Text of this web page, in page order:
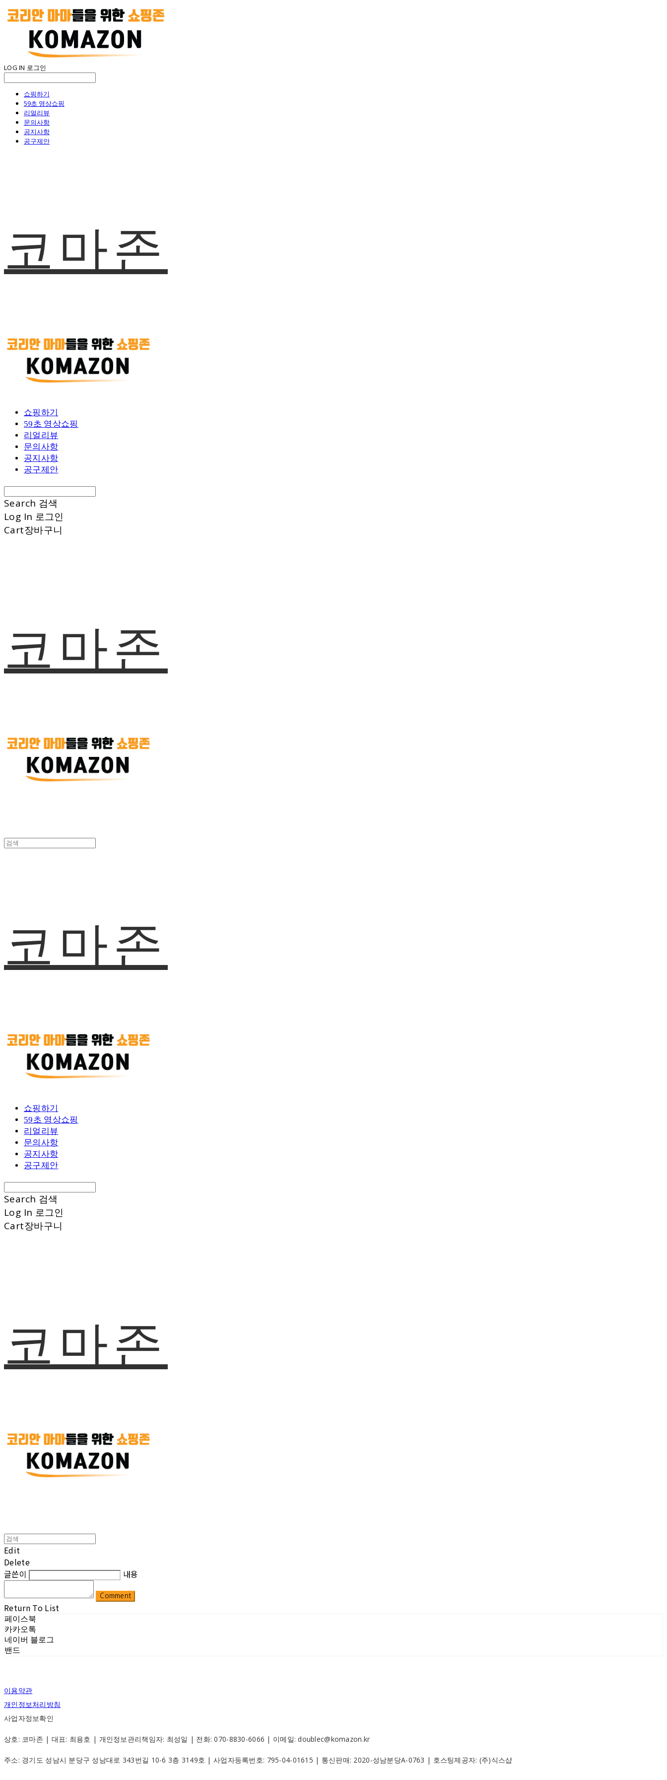
LOG IN 로그인
쇼핑하기
59초 영상쇼핑
리얼리뷰
문의사항
공지사항
공구제안
코마존
쇼핑하기
59초 영상쇼핑
리얼리뷰
문의사항
공지사항
공구제안
Search 검색
Log In 로그인
Cart장바구니
코마존
코마존
쇼핑하기
59초 영상쇼핑
리얼리뷰
문의사항
공지사항
공구제안
Search 검색
Log In 로그인
Cart장바구니
코마존
Edit
Delete
글쓴이
내용
Comment
Return To List
페이스북
카카오톡
네이버 블로그
밴드
이용약관
개인정보처리방침
사업자정보확인
상호: 코마존 | 대표: 최용호 | 개인정보관리책임자: 최성일 | 전화: 070-8830-6066 | 이메일: doublec@komazon.kr
주소: 경기도 성남시 분당구 성남대로 343번길 10-6 3층 3149호 | 사업자등록번호: 795-04-01615 | 통신판매: 2020-성남분당A-0763 | 호스팅제공자: (주)식스샵